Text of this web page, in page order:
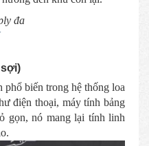
đa
sợi)
phổ biến trong hệ thống loa
điện thoại, máy tính bảng
gọn, nó mang lại tính linh